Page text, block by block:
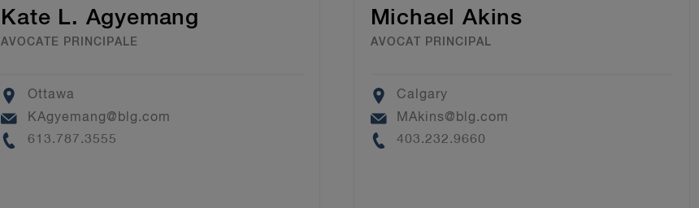
Kate L. Agyemang
AVOCATE PRINCIPALE
Location
Ottawa
Email
KAgyemang@blg.com
Phone
613.787.3555
Michael Akins
AVOCAT PRINCIPAL
Location
Calgary
Email
MAkins@blg.com
Phone
403.232.9660